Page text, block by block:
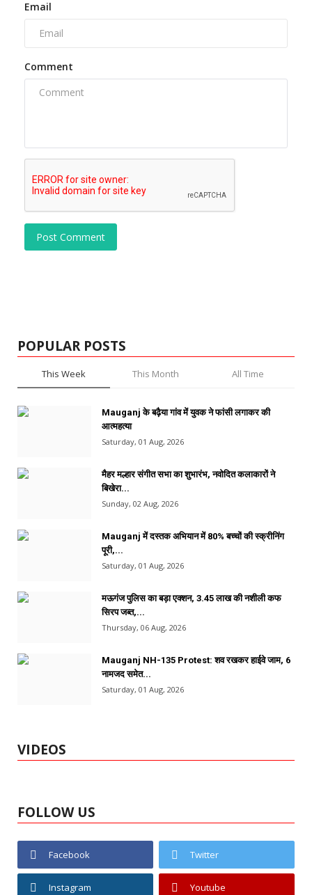
Email
Comment
Post Comment
POPULAR POSTS
This Week This Month All Time
Mauganj के बढ़ैया गांव में युवक ने फांसी लगाकर की
आत्महत्या
Saturday, 01 Aug, 2026
मैहर मल्हार संगीत सभा का शुभारंभ, नवोदित कलाकारों ने
बिखेरा...
Sunday, 02 Aug, 2026
Mauganj में दस्तक अभियान में 80% बच्चों की स्क्रीनिंग
पूरी,...
Saturday, 01 Aug, 2026
मऊगंज पुलिस का बड़ा एक्शन, 3.45 लाख की नशीली कफ
सिरप जब्त,...
Thursday, 06 Aug, 2026
Mauganj NH-135 Protest: शव रखकर हाईवे जाम, 6
नामजद समेत...
Saturday, 01 Aug, 2026
VIDEOS
FOLLOW US
Facebook Twitter
Instagram Youtube